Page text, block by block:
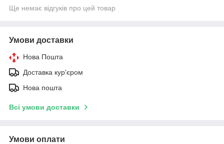
Ще немає відгуків про цей товар
Умови доставки
Нова Пошта
Доставка кур'єром
Нова пошта
Всі умови доставки
Умови оплати